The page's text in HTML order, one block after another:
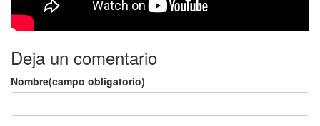
Deja un comentario
Nombre(campo obligatorio)